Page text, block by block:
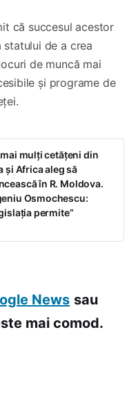
că succesul acestor
de a crea
de muncă mai
și programe de
mulți cetățeni din
și Africa aleg să
în R. Moldova.
Osmochescu:
permite”
News sau
mai comod.